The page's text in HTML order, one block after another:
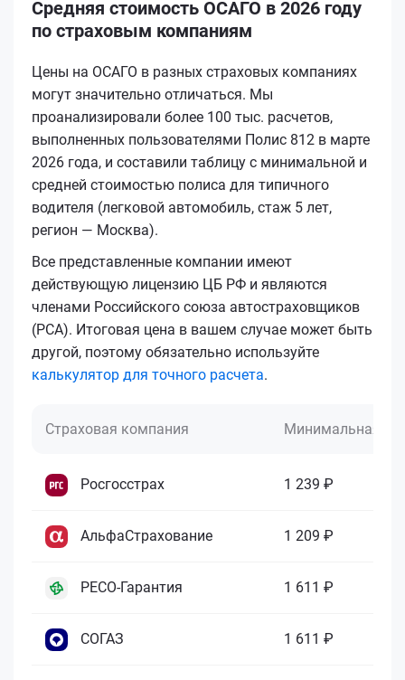
Средняя стоимость ОСАГО в 2026 году
по страховым компаниям
Цены на ОСАГО в разных страховых компаниях
могут значительно отличаться. Мы
проанализировали более 100 тыс. расчетов,
выполненных пользователями Полис 812 в марте
2026 года, и составили таблицу с минимальной и
средней стоимостью полиса для типичного
водителя (легковой автомобиль, стаж 5 лет,
регион — Москва).
Все представленные компании имеют
действующую лицензию ЦБ РФ и являются
членами Российского союза автостраховщиков
(РСА). Итоговая цена в вашем случае может быть
другой, поэтому обязательно используйте
калькулятор для точного расчета.
Страховая компания Минимальная
Росгосстрах 1 239 ₽
АльфаСтрахование 1 209 ₽
РЕСО-Гарантия 1 611 ₽
СОГАЗ 1 611 ₽